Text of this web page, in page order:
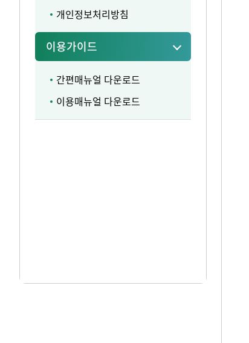
개인정보처리방침
이용가이드
간편매뉴얼 다운로드
이용매뉴얼 다운로드